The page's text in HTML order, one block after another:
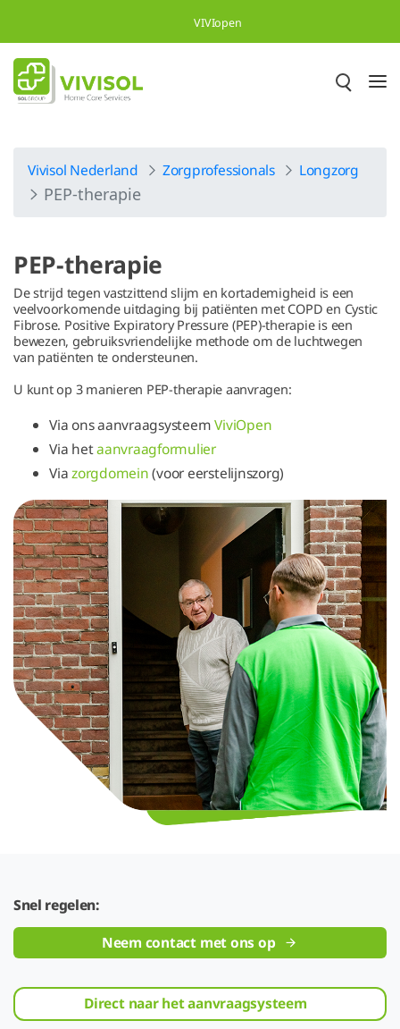
Overslaan en naar hoofdinhoud gaan
VIVIopen
Vivisol Nederland Zorgprofessionals Longzorg
PEP-therapie
PEP-therapie
De strijd tegen vastzittend slijm en kortademigheid is een
veelvoorkomende uitdaging bij patiënten met COPD en Cystic
Fibrose. Positive Expiratory Pressure (PEP)-therapie is een
bewezen, gebruiksvriendelijke methode om de luchtwegen
van patiënten te ondersteunen.
U kunt op 3 manieren PEP-therapie aanvragen:
Via ons aanvraagsysteemViviOpen
Via hetaanvraagformulier
Viazorgdomein(voor eerstelijnszorg)
Snel regelen:
Neem contact met ons op
Direct naar het aanvraagsysteem